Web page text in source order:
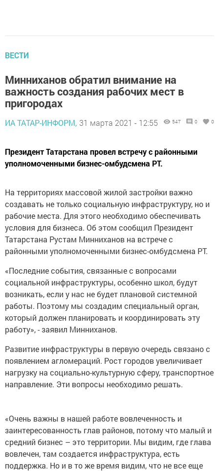
ВЕСТИ
Минниханов обратил внимание на
важность создания рабочих мест в
пригородах
ИА ТАТАР-ИНФОРМ, 31 марта 2021 - 12:55 547 0 0
Президент Татарстана провел встречу с районными
уполномоченными бизнес-омбудсмена РТ.
На территориях массовой жилой застройки важно
создавать не только социальную инфраструктуру, но и
рабочие места. Для этого необходимо обеспечивать
условия для бизнеса. Об этом сообщил Президент
Татарстана Рустам Минниханов на встрече с
районными уполномоченными бизнес-омбудсмена РТ.
«Последние события, связанные с вопросами
социальной инфраструктуры, особенно школ, будут
возникать, если у нас не будет плановой системной
работы. Поэтому мы создадим специальный орган,
который должен планировать и координировать эту
работу», - заявил Минниханов.
Развитие инфраструктуры в первую очередь связано с
появлением агломераций. Рост городов увеличивает
нагрузку на социально-культурную сферу, транспортное
направление. Эти вопросы необходимо решать.
«Очень важны в нашей работе вовлеченность и
заинтересованность глав районов, потому что малый и
средний бизнес – это территории. Мы видим, где глава
вовлечен, там создается инфраструктура, есть
поддержка. Но и в то же время видим, что не все еще